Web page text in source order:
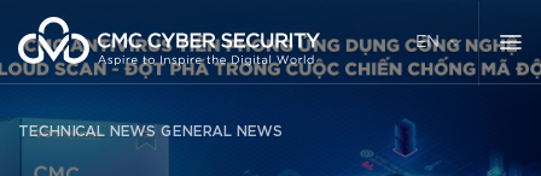
content
EN
TECHNICAL NEWS GENERAL NEWS